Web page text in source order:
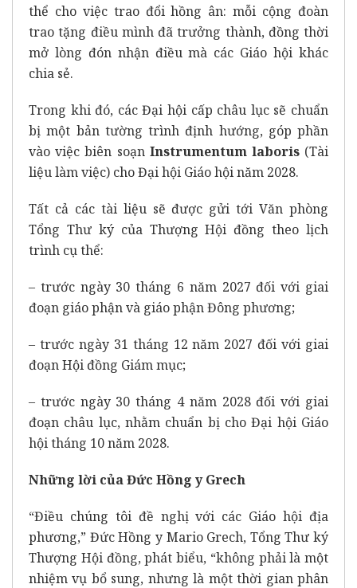
thể cho việc trao đổi hồng ân: mỗi cộng đoàn
trao tặng điều mình đã trưởng thành, đồng thời
mở lòng đón nhận điều mà các Giáo hội khác
chia sẻ.
Trong khi đó, các Đại hội cấp châu lục sẽ chuẩn
bị một bản tường trình định hướng, góp phần
vào việc biên soạn Instrumentum laboris(Tài
liệu làm việc) cho Đại hội Giáo hội năm 2028.
Tất cả các tài liệu sẽ được gửi tới Văn phòng
Tổng Thư ký của Thượng Hội đồng theo lịch
trình cụ thể:
– trước ngày 30 tháng 6 năm 2027 đối với giai
đoạn giáo phận và giáo phận Đông phương;
– trước ngày 31 tháng 12 năm 2027 đối với giai
đoạn Hội đồng Giám mục;
– trước ngày 30 tháng 4 năm 2028 đối với giai
đoạn châu lục, nhằm chuẩn bị cho Đại hội Giáo
hội tháng 10 năm 2028.
Những lời của Đức Hồng y Grech
“Điều chúng tôi đề nghị với các Giáo hội địa
phương,” Đức Hồng y Mario Grech, Tổng Thư ký
Thượng Hội đồng, phát biểu, “không phải là một
nhiệm vụ bổ sung, nhưng là một thời gian phân